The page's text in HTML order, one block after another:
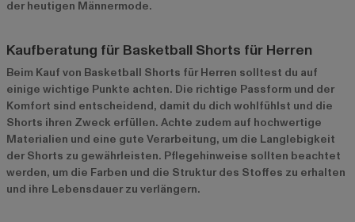
der heutigen Männermode.
Kaufberatung für Basketball Shorts für Herren
Beim Kauf von Basketball Shorts für Herren solltest du auf
einige wichtige Punkte achten. Die richtige Passform und der
Komfort sind entscheidend, damit du dich wohlfühlst und die
Shorts ihren Zweck erfüllen. Achte zudem auf hochwertige
Materialien und eine gute Verarbeitung, um die Langlebigkeit
der Shorts zu gewährleisten. Pflegehinweise sollten beachtet
werden, um die Farben und die Struktur des Stoffes zu erhalten
und ihre Lebensdauer zu verlängern.